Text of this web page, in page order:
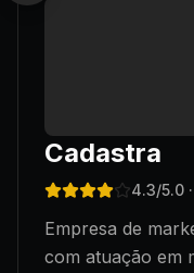
Cadastra
4.3/5.0
Empresa de
com atuação em